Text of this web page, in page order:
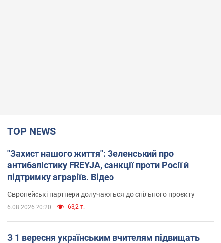
TOP NEWS
"Захист нашого життя": Зеленський про
антибалістику FREYJA, санкції проти Росії й
підтримку аграріїв. Відео
Європейські партнери долучаються до спільного проєкту
6.08.2026 20:20 63,2 т.
З 1 вересня українським вчителям підвищать